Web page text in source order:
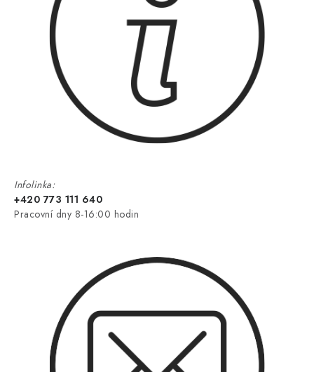
Infolinka:
+420 773 111 640
Pracovní dny 8-16:00 hodin